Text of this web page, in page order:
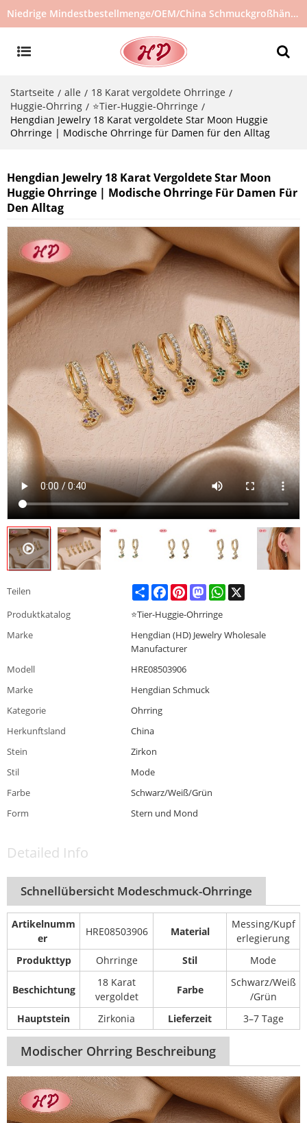
Niedrige Mindestbestellmenge/OEM/China Schmuckgroßhändler/Schmucklieferant/heiß verkaufter Schmuck auf Lager/kein gebrauchter Schmuck
Startseite / alle / 18 Karat vergoldete Ohrringe /
Huggie-Ohrring / ⭐Tier-Huggie-Ohrringe /
Hengdian Jewelry 18 Karat vergoldete Star Moon Huggie
Ohrringe | Modische Ohrringe für Damen für den Alltag
Hengdian Jewelry 18 Karat Vergoldete Star Moon
Huggie Ohrringe | Modische Ohrringe Für Damen Für
Den Alltag
Teilen ShareFacebookPinterestMastodonWhatsApp
Produktkatalog
⭐Tier-Huggie-Ohrringe
Marke
Hengdian (HD) Jewelry Wholesale
Manufacturer
Modell
HRE08503906
Marke
Hengdian Schmuck
Kategorie
Ohrring
Herkunftsland
China
Stein
Zirkon
Stil
Mode
Farbe
Schwarz/Weiß/Grün
Form
Stern und Mond
Detailed Info
Schnellübersicht Modeschmuck-Ohrringe
Artikelnumm
er
HRE08503906 Material
Messing/Kupf
erlegierung
Produkttyp
Ohrringe Stil Mode
Beschichtung
18 Karat
vergoldet
Farbe
Schwarz/Weiß
/Grün
Hauptstein
Zirkonia Lieferzeit 3–7 Tage
Modischer Ohrring Beschreibung